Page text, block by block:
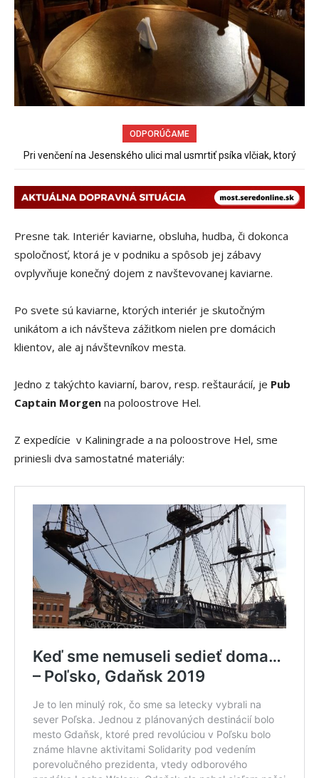
ODPORÚČAME
Obchádzka rozpadajúceho sa už uzatvoreného mosta ponad
Presne tak. Interiér kaviarne, obsluha, hudba, či dokonca
spoločnosť, ktorá je v podniku a spôsob jej zábavy
ovplyvňuje konečný dojem z navštevovanej kaviarne.
Po svete sú kaviarne, ktorých interiér je skutočným
unikátom a ich návšteva zážitkom nielen pre domácich
klientov, ale aj návštevníkov mesta.
Jedno z takýchto kaviarní, barov, resp. reštaurácií, je Pub
Captain Morgen na poloostrove Hel.
Z expedície v Kaliningrade a na poloostrove Hel, sme
priniesli dva samostatné materiály: